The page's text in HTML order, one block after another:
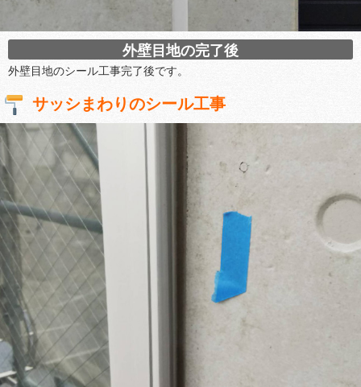
外壁目地の完了後
外壁目地のシール工事完了後です。
サッシまわりのシール工事